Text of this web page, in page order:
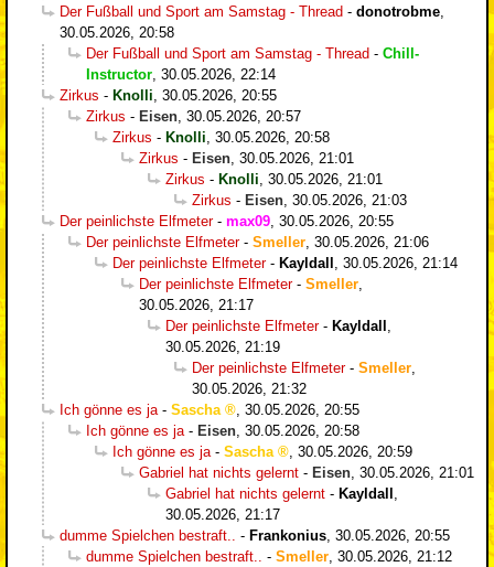
Der Fußball und Sport am Samstag - Thread - donotrobme
30.05.2026, 20:58
Der Fußball und Sport am Samstag - Thread - Chill-
Instructor 30.05.2026, 22:14
Zirkus - Knolli 30.05.2026, 20:55
Zirkus - Eisen 30.05.2026, 20:57
Zirkus - Knolli 30.05.2026, 20:58
Zirkus - Eisen 30.05.2026, 21:01
Zirkus - Knolli 30.05.2026, 21:01
Zirkus - Eisen 30.05.2026, 21:03
Der peinlichste Elfmeter- max09 30.05.2026, 20:55
Der peinlichste Elfmeter- Smeller 30.05.2026, 21:06
Der peinlichste Elfmeter- Kayldall
30.05.2026, 21:14
Der peinlichste Elfmeter- Smeller
30.05.2026, 21:17
Der peinlichste Elfmeter- Kayldall
30.05.2026, 21:19
Der peinlichste Elfmeter- Smeller
30.05.2026, 21:32
Ich gönne es ja - Sascha
30.05.2026, 20:55
Ich gönne es ja - Eisen 30.05.2026, 20:58
Ich gönne es ja - Sascha
30.05.2026, 20:59
Gabriel hat nichts gelernt - Eisen 30.05.2026, 21:01
Gabriel hat nichts gelernt - Kayldall
30.05.2026, 21:17
dumme Spielchen bestraft..
- Frankonius 30.05.2026, 20:55
dumme Spielchen bestraft..
- Smeller 30.05.2026, 21:12